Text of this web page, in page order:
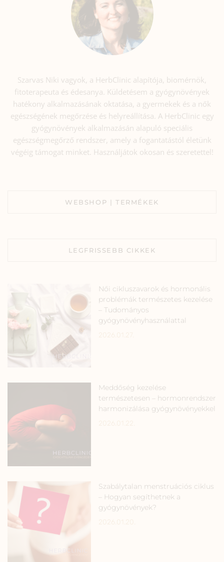
Szarvas Niki vagyok, a HerbClinic alapítója, biomérnök,
fitoterapeuta és édesanya. Küldetésem a gyógynövények
hatékony alkalmazásának oktatása, a gyermekek és a nők
egészségének megőrzése és helyreállítása. A HerbClinic egy
gyógynövények alkalmazásán alapuló speciális
egészségmegőrző rendszer, amely a fogantatástól életünk
végéig támogat minket. Használjátok okosan és szeretettel!
WEBSHOP | TERMÉKEK
LEGFRISSEBB CIKKEK
Női cikluszavarok és hormonális
problémák természetes kezelése
– Tudományos
gyógynövényhasználattal
Meddőség kezelése
természetesen – hormonrendszer
harmonizálása gyógynövényekkel
Szabálytalan menstruációs ciklus
– Hogyan segíthetnek a
gyógynövények?